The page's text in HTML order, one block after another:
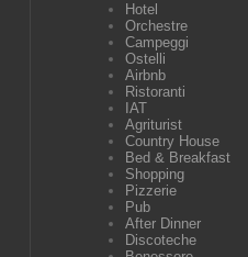
Hotel
Orchestre
Campeggi
Ostelli
Airbnb
Ristoranti
IAT
Agriturist
Country House
Bed & Breakfast
Shopping
Pizzerie
Pub
After Dinner
Discoteche